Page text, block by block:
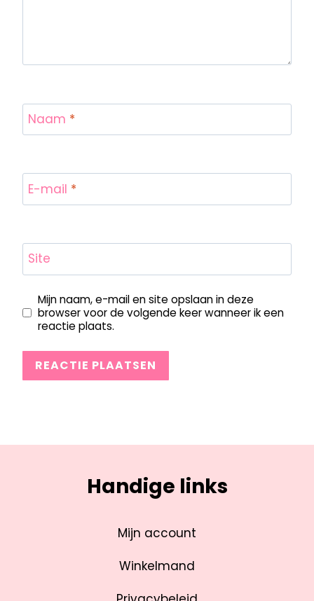
Naam *
E-mail *
Site
Mijn naam, e-mail en site opslaan in deze
browser voor de volgende keer wanneer ik een
reactie plaats.
Handige links
Mijn account
Winkelmand